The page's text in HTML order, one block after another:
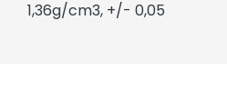
1,36g/cm3, +/- 0,05